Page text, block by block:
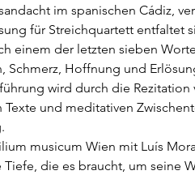
im spanischen Cádiz,
für Streichquartett entfaltet
einem der letzten sieben
Schmerz, Hoffnung und
wird durch die
Texte und meditativen
musicum Wien mit Luís
Tiefe, die es braucht, um seine